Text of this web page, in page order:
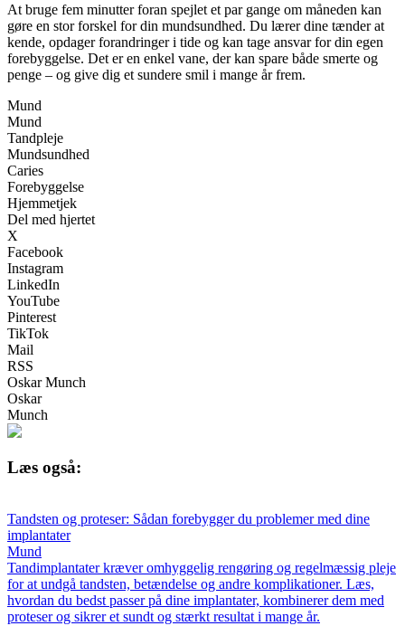
At bruge fem minutter foran spejlet et par gange om måneden kan
gøre en stor forskel for din mundsundhed. Du lærer dine tænder at
kende, opdager forandringer i tide og kan tage ansvar for din egen
forebyggelse. Det er en enkel vane, der kan spare både smerte og
penge – og give dig et sundere smil i mange år frem.
Mund
Mund
Tandpleje
Mundsundhed
Caries
Forebyggelse
Hjemmetjek
Del med hjertet
X
Facebook
Instagram
LinkedIn
YouTube
Pinterest
TikTok
Mail
RSS
Oskar Munch
Oskar
Munch
Læs også:
Tandsten og proteser: Sådan forebygger du problemer med dine
implantater
Mund
Tandimplantater kræver omhyggelig rengøring og regelmæssig pleje
for at undgå tandsten, betændelse og andre komplikationer. Læs,
hvordan du bedst passer på dine implantater, kombinerer dem med
proteser og sikrer et sundt og stærkt resultat i mange år.